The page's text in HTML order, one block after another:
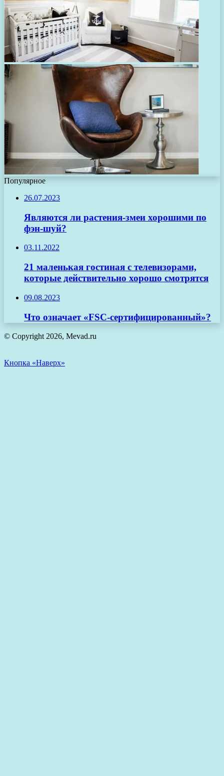
Популярное
26.07.2023
Являются ли растения-змеи хорошими по
фэн-шуй?
03.11.2022
21 маленькая гостиная с телевизорами,
которые действительно хорошо смотрятся
09.08.2023
Что означает «FSC-сертифицированный»?
© Copyright 2026, Mevad.ru
Кнопка «Наверх»